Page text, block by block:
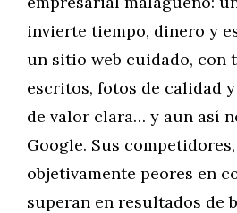
invierte tiempo, dinero y
un sitio web cuidado, con
escritos, fotos de calidad
de valor clara… y aun así
Google. Sus
objetivamente peores en
superan en resultados de